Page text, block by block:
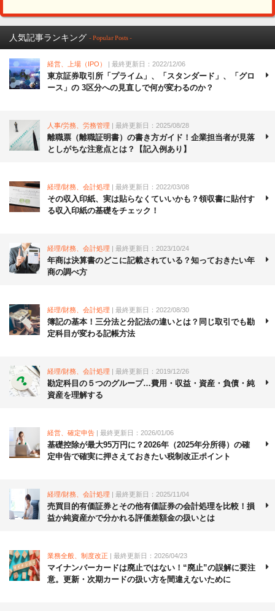
人気記事ランキング - Popular Posts -
経営、上場（IPO） | 最終更新日：2022/12/06
東京証券取引所「プライム」、「スタンダード」、「グロ
ース」の 3区分への見直しで何が変わるのか？
人事/労務、労務管理 | 最終更新日：2025/08/28
離職票（離職証明書）の書き方ガイド！企業担当者が見落
としがちな注意点とは？【記入例あり】
経理/財務、会計処理 | 最終更新日：2022/03/08
その収入印紙、実は貼らなくていいかも？領収書に貼付す
る収入印紙の基礎をチェック！
経理/財務、会計処理 | 最終更新日：2023/10/24
年商は決算書のどこに記載されている？知っておきたい年
商の調べ方
経理/財務、会計処理 | 最終更新日：2022/08/30
簿記の基本！三分法と分記法の違いとは？同じ取引でも勘
定科目が変わる記帳方法
経理/財務、会計処理 | 最終更新日：2019/12/26
勘定科目の５つのグループ…費用・収益・資産・負債・純
資産を理解する
経営、確定申告 | 最終更新日：2026/01/06
基礎控除が最大95万円に？2026年（2025年分所得）の確
定申告で確実に押さえておきたい税制改正ポイント
経理/財務、会計処理 | 最終更新日：2025/11/04
売買目的有価証券とその他有価証券の会計処理を比較！損
益か純資産かで分かれる評価差額金の扱いとは
業務全般、制度改正 | 最終更新日：2026/04/23
マイナンバーカードは廃止ではない！“廃止”の誤解に要注
意。更新・次期カードの扱い方を間違えないために